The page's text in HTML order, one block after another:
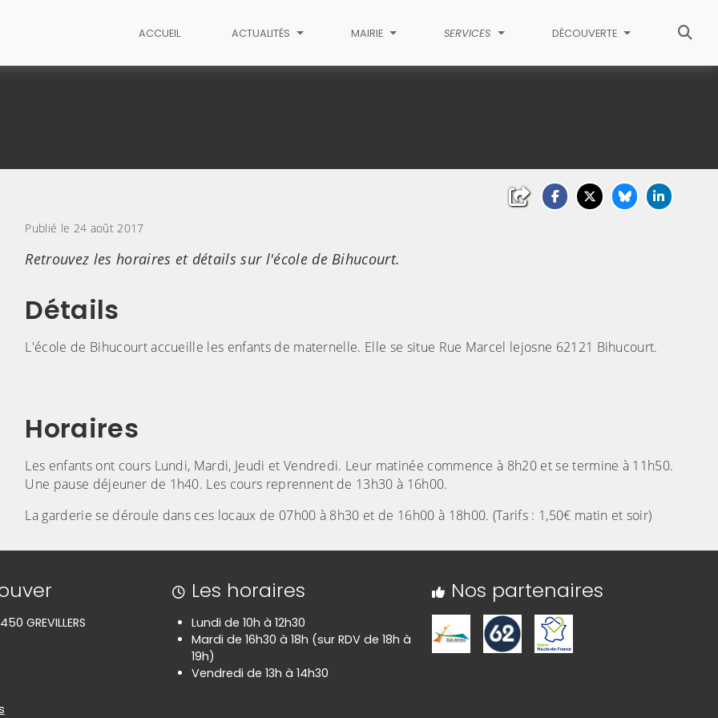
ACCUEIL ACTUALITÉS MAIRIE SERVICES DÉCOUVERTE
Publié le 24 août 2017
Retrouvez les horaires et détails sur l'école de Bihucourt.
Détails
L'école de Bihucourt accueille les enfants de maternelle. Elle se situe Rue Marcel lejosne 62121 Bihucourt.
Horaires
Les enfants ont cours Lundi, Mardi, Jeudi et Vendredi. Leur matinée commence à 8h20 et se termine à 11h50.
Une pause déjeuner de 1h40. Les cours reprennent de 13h30 à 16h00.
La garderie se déroule dans ces locaux de 07h00 à 8h30 et de 16h00 à 18h00. (Tarifs : 1,50€ matin et soir)
GREVILLERS
Les horaires
Lundi de 10h à 12h30
Mardi de 16h30 à 18h (sur RDV de 18h à
19h)
Vendredi de 13h à 14h30
Nos partenaires